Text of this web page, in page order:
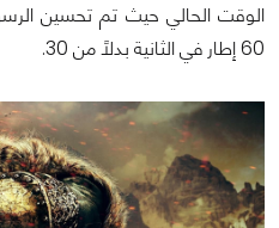
الوقت الحالي حيث تم تحسين
60 إطار في الثانية بدلاً من 30.